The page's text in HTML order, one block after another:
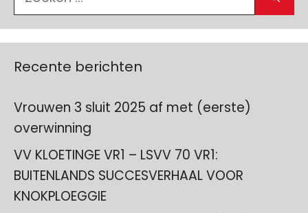
naar:
Recente berichten
Vrouwen 3 sluit 2025 af met (eerste)
overwinning
VV KLOETINGE VR1 – LSVV 70 VR1:
BUITENLANDS SUCCESVERHAAL VOOR
KNOKPLOEGGIE